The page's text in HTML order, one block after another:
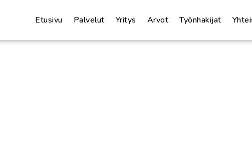
Etusivu Palvelut Yritys Arvot Työnhakijat